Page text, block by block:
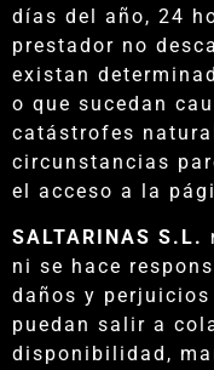
días del año, 24
prestador no
existan
o que sucedan
catástrofes
circunstancias
el acceso a la
SALTARINAS S.L.
ni se hace
daños y
puedan salir a
disponibilidad,